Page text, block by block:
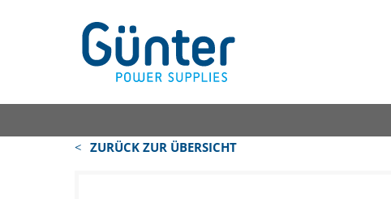
ZURÜCK ZUR ÜBERSICHT